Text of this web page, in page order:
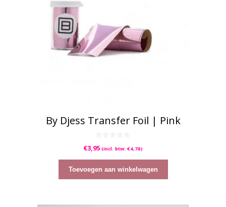
By Djess Transfer Foil | Pink
v
5
€3,95 (incl. btw: €4,78)
Toevoegen aan winkelwagen